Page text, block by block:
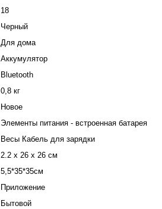
18
Черный
Для дома
Аккумулятор
Bluetooth
0,8 кг
Новое
Элементы питания - встроенная батарея
Весы Кабель для зарядки
2.2 х 26 х 26 см
5,5*35*35см
Приложение
Бытовой